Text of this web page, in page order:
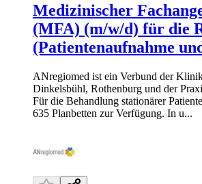
Medizinischer
(MFA) (m/w/d) für die
(Patientenaufnahme
ANregiomed ist ein Verbund der
Dinkelsbühl, Rothenburg und der
Für die Behandlung stationärer
635 Planbetten zur Verfügung. In u...